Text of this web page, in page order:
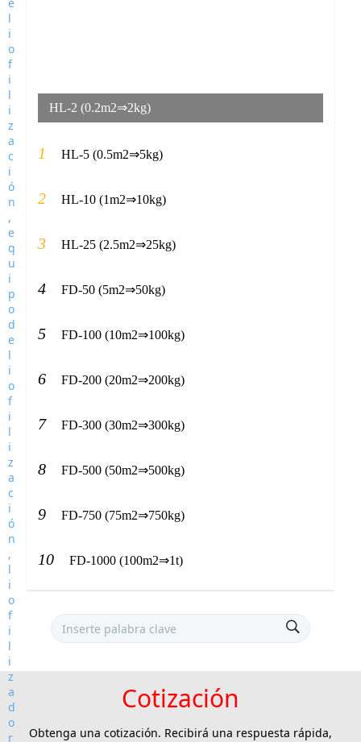
HL-2 (0.2m2⇒2kg)
1 HL-5 (0.5m2⇒5kg)
2 HL-10 (1m2⇒10kg)
3 HL-25 (2.5m2⇒25kg)
4 FD-50 (5m2⇒50kg)
5 FD-100 (10m2⇒100kg)
6 FD-200 (20m2⇒200kg)
7 FD-300 (30m2⇒300kg)
8 FD-500 (50m2⇒500kg)
9 FD-750 (75m2⇒750kg)
10 FD-1000 (100m2⇒1t)
Cotización
Obtenga una cotización. Recibirá una respuesta rápida,